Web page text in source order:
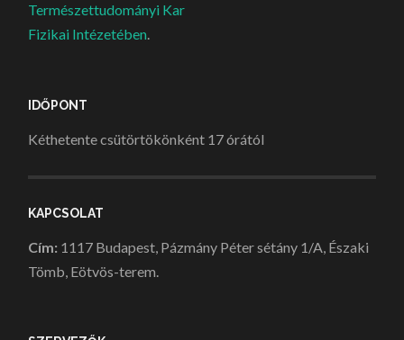
Természettudományi Kar
Fizikai Intézetében.
IDŐPONT
Kéthetente csütörtökönként 17 órától
KAPCSOLAT
Cím: 1117 Budapest, Pázmány Péter sétány 1/A, Északi
Tömb, Eötvös-terem.